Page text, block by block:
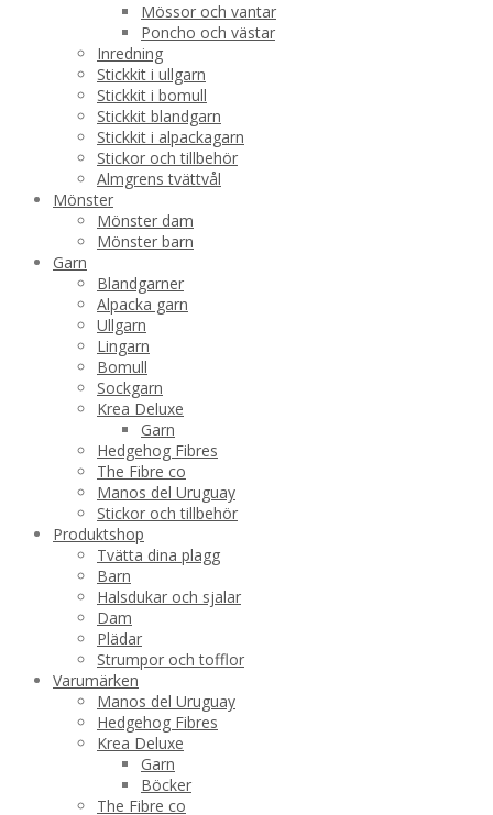
Mössor och vantar
Poncho och västar
Inredning
Stickkit i ullgarn
Stickkit i bomull
Stickkit blandgarn
Stickkit i alpackagarn
Stickor och tillbehör
Almgrens tvättvål
Mönster
Mönster dam
Mönster barn
Garn
Blandgarner
Alpacka garn
Ullgarn
Lingarn
Bomull
Sockgarn
Krea Deluxe
Garn
Hedgehog Fibres
The Fibre co
Manos del Uruguay
Stickor och tillbehör
Produktshop
Tvätta dina plagg
Barn
Halsdukar och sjalar
Dam
Plädar
Strumpor och tofflor
Varumärken
Manos del Uruguay
Hedgehog Fibres
Krea Deluxe
Garn
Böcker
The Fibre co